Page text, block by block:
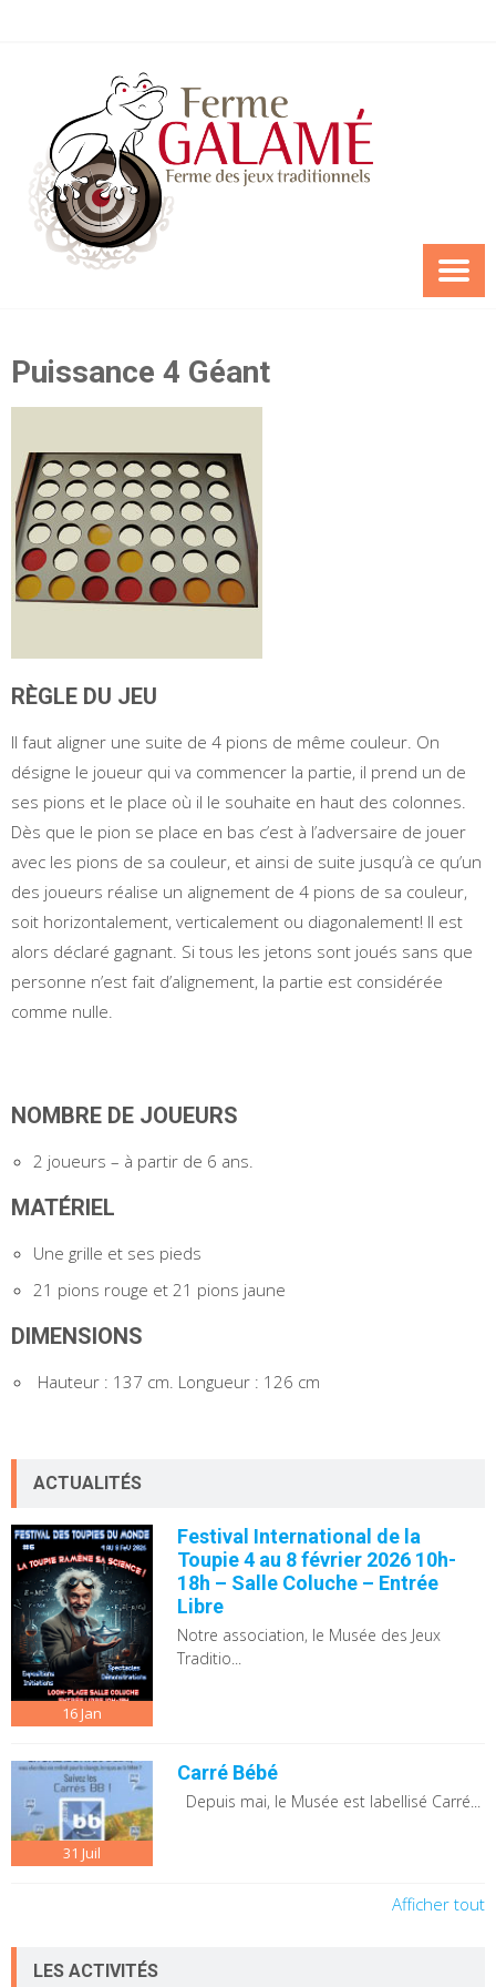
Puissance 4 Géant
RÈGLE DU JEU
Il faut aligner une suite de 4 pions de même couleur. On
désigne le joueur qui va commencer la partie, il prend un de
ses pions et le place où il le souhaite en haut des colonnes.
Dès que le pion se place en bas c’est à l’adversaire de jouer
avec les pions de sa couleur, et ainsi de suite jusqu’à ce qu’un
des joueurs réalise un alignement de 4 pions de sa couleur,
soit horizontalement, verticalement ou diagonalement! Il est
alors déclaré gagnant. Si tous les jetons sont joués sans que
personne n’est fait d’alignement, la partie est considérée
comme nulle.
NOMBRE DE JOUEURS
2 joueurs – à partir de 6 ans.
MATÉRIEL
Une grille et ses pieds
21 pions rouge et 21 pions jaune
DIMENSIONS
Hauteur : 137 cm. Longueur : 126 cm
ACTUALITÉS
16Jan
Festival International de la
Toupie 4 au 8 février 2026 10h-
18h – Salle Coluche – Entrée
Libre
Notre association, le Musée des Jeux
Traditio...
31 Juil
Carré Bébé
Depuis mai, le Musée est labellisé Carré...
Afficher tout
LES ACTIVITÉS